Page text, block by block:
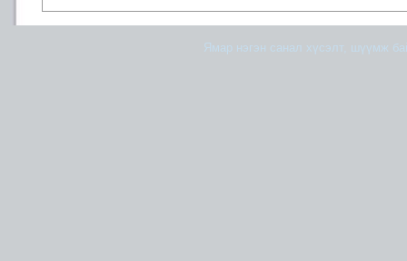
Ямар нэгэн санал хүсэлт, шүүмж